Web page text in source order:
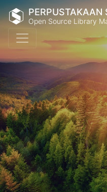
PERPUSTAKAAN
Open Source Library